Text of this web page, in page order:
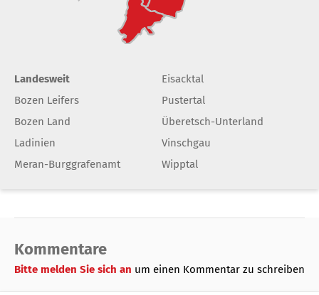
Landesweit
Bozen Leifers
Bozen Land
Ladinien
Meran-Burggrafenamt
Eisacktal
Pustertal
Überetsch-Unterland
Vinschgau
Wipptal
Kommentare
Bitte melden Sie sich an um einen Kommentar zu schreiben